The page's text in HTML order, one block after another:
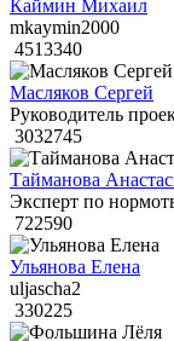
Каймин Михаил
mkaymin2000
4513340
Масляков Сергей
Руководитель
3032745
Тайманова
Эксперт по
722590
Ульянова Елена
uljascha2
330225